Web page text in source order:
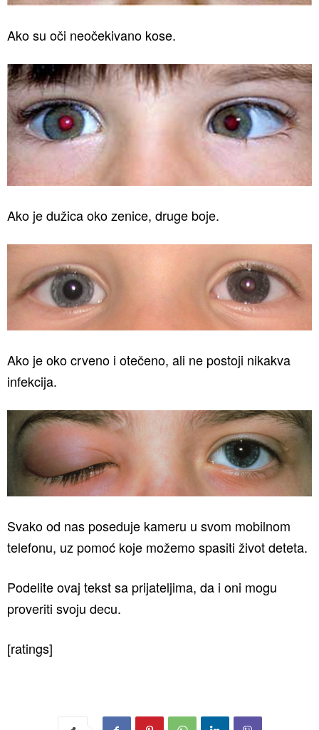
Ako su oči neočekivano kose.
Ako je dužica oko zenice, druge boje.
Ako je oko crveno i otečeno, ali ne postoji nikakva
infekcija.
Svako od nas poseduje kameru u svom mobilnom
telefonu, uz pomoć koje možemo spasiti život deteta.
Podelite ovaj tekst sa prijateljima, da i oni mogu
proveriti svoju decu.
[ratings]